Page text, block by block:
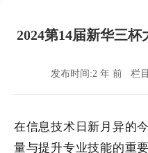
2024第14届新华三
发布时间:2 年 前 栏
在信息技术日新月异的
量与提升专业技能的重